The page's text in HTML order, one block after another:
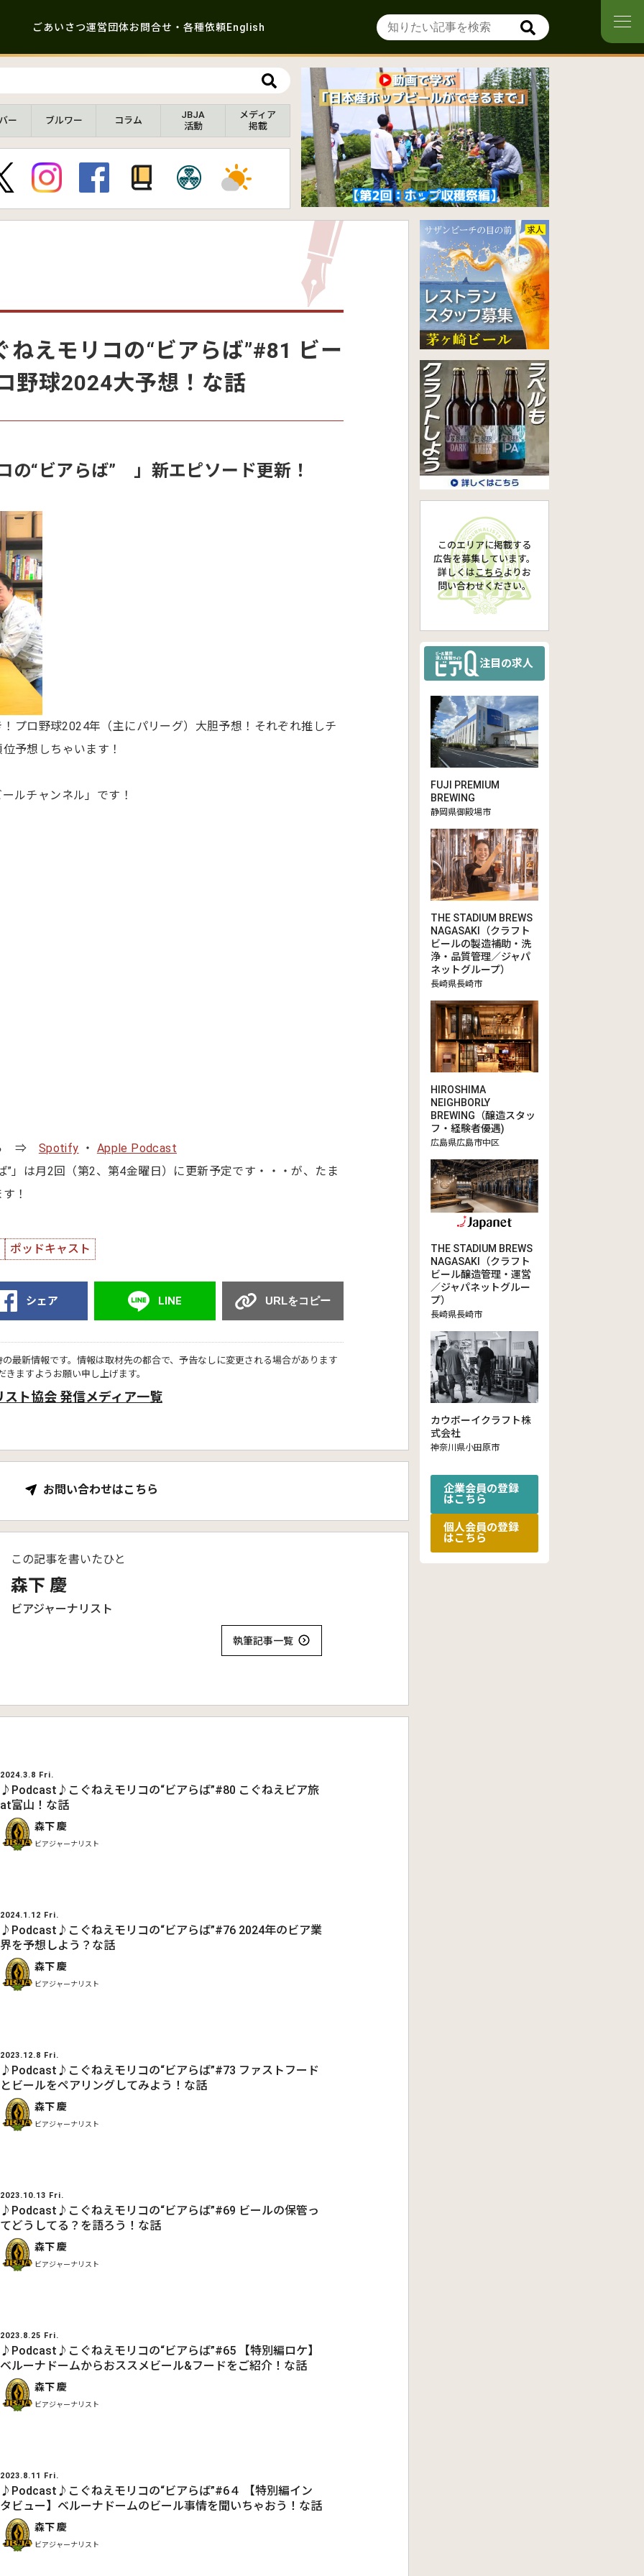
ごあいさつ運営団体お問合せ・各種依頼English
ー ブルワー コラム
JBJA
活動
メディア
掲載
えモリコの“ビアらば”#81 ビー
野球2024大予想！な話
“ビアらば” 」新エピソード更新！
プロ野球2024年（主にパリーグ）大胆予想！それぞれ推しチ
予想しちゃいます！
ルチャンネル」です！
ら ⇒ Spotify ・ Apple Podcast
”」は月2回（第2、第4金曜日）に更新予定です・・・が、たま
！
ポッドキャスト
シェア LINE URLをコピー
最新情報です。情報は取材先の都合で、予告なしに変更される場合があります
ますようお願い申し上げます。
ト協会 発信メディア一覧
お問い合わせはこちら
この記事を書いたひと
森下 慶
ビアジャーナリスト
執筆記事一覧
2024.3.8 Fri.
♪Podcast♪こぐねえモリコの“ビアらば”#80 こぐねえビア旅
at富山！な話
森下 慶
ビアジャーナリスト
2024.1.12 Fri.
♪Podcast♪こぐねえモリコの“ビアらば”#76 2024年のビア業
界を予想しよう？な話
森下 慶
ビアジャーナリスト
2023.12.8 Fri.
♪Podcast♪こぐねえモリコの“ビアらば”#73 ファストフード
とビールをペアリングしてみよう！な話
森下 慶
ビアジャーナリスト
2023.10.13 Fri.
♪Podcast♪こぐねえモリコの“ビアらば”#69 ビールの保管っ
てどうしてる？を語ろう！な話
森下 慶
ビアジャーナリスト
2023.8.25 Fri.
♪Podcast♪こぐねえモリコの“ビアらば”#65 【特別編ロケ】
ベルーナドームからおススメビール&フードをご紹介！な話
森下 慶
ビアジャーナリスト
2023.8.11 Fri.
♪Podcast♪こぐねえモリコの“ビアらば”#6４ 【特別編イン
タビュー】ベルーナドームのビール事情を聞いちゃおう！な話
森下 慶
ビアジャーナリスト
このエリアに掲載する
広告を募集しています。
詳しくは こちらより お
問い合わせください。
注目の求人
FUJI PREMIUM
BREWING
静岡県御殿場市
THE STADIUM BREWS
NAGASAKI（クラフト
ビールの製造補助・洗
浄・品質管理／ジャパ
ネットグループ）
長崎県長崎市
HIROSHIMA
NEIGHBORLY
BREWING（醸造スタッ
フ・経験者優遇)
広島県広島市中区
THE STADIUM BREWS
NAGASAKI（クラフト
ビール醸造管理・運営
／ジャパネットグルー
プ）
長崎県長崎市
カウボーイクラフト株
式会社
神奈川県小田原市
企業会員の登録
はこちら
個人会員の登録
はこちら